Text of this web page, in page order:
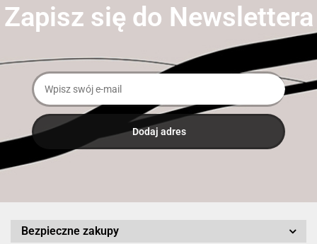
Zapisz się do Newslettera
Bezpieczne zakupy